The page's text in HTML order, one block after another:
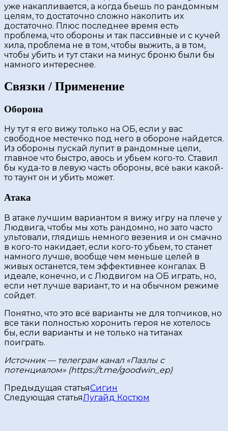
уже накапливается, а когда бьешь по рандомным
целям, то достаточно сложно накопить их
достаточно. Плюс последнее время есть
проблема, что обороны и так пассивные и с кучей
хила, проблема не в том, чтобы выжить, а в том,
чтобы убить и тут стаки на минус броню были бы
намного интереснее.
Связки / Применение
Оборона
Ну тут я его вижу только на ОБ, если у вас
свободное местечко под него в обороне найдется.
Из обороны пускай лупит в рандомные цели,
главное что быстро, авось и убьем кого-то. Ставил
бы куда-то в левую часть обороны, всë ьаки какой-
то таунт он и убить может.
Атака
В атаке лучшим вариантом я вижу игру на плече у
Людвига, чтобы мы хоть рандомно, но зато часто
ультовали, глядишь немного везения и он смачно
в кого-то накидает, если кого-то убьем, то станет
намного лучше, вообще чем меньше целей в
живых останется, тем эффективнее конгалах. В
идеале, конечно, и с Людвигом на ОБ играть, но,
если нет лучше вариант, то и на обычном режиме
сойдет.
Понятно, что это всë варианты не для топчиков, но
все таки полностью хоронить героя не хотелось
бы, если варианты и не только на титанах
поиграть.
Источник — телеграм канал «Пазлы с
потенциалом» (https://t.me/goodwin_ep)
Предыдущая статьяСигин
Следующая статьяЛугайд Костюм